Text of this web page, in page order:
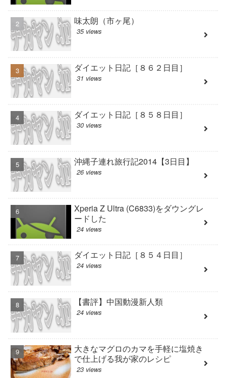
味太朗（市ヶ尾）
35 views
ダイエット日記［８６２日目］
31 views
ダイエット日記［８５８日目］
30 views
沖縄子連れ旅行記2014【3日目】
26 views
Xperia Z Ultra (C6833)をダウングレ
ードした
24 views
ダイエット日記［８５４日目］
24 views
【書評】中国動漫新人類
24 views
大きなマグロのカマを手軽に塩焼き
で仕上げる我が家のレシピ
23 views